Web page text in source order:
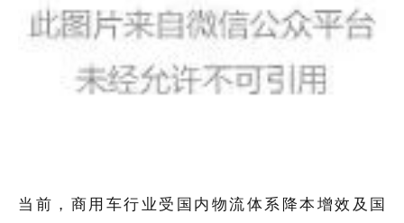
当前，商用车行业受国内物流体系降本增效及国